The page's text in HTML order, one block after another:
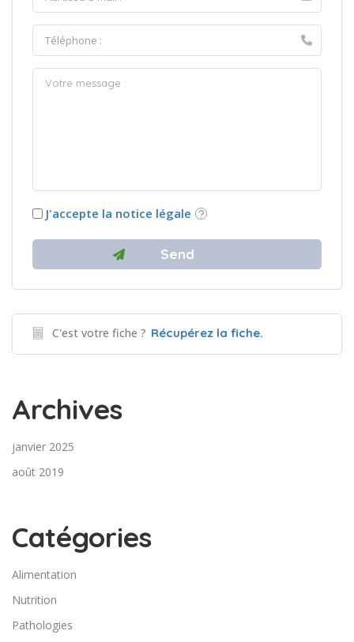
J'accepte la notice légale
C'est votre fiche ? Récupérez la fiche.
Archives
janvier 2025
août 2019
Catégories
Alimentation
Nutrition
Pathologies